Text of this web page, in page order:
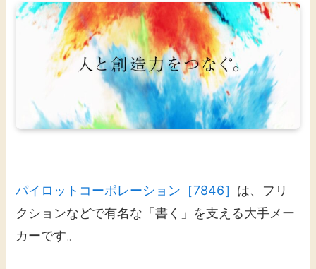
パイロットコーポレーション［7846］ は、フリ
クションなどで有名な「書く」を支える大手メー
カーです。